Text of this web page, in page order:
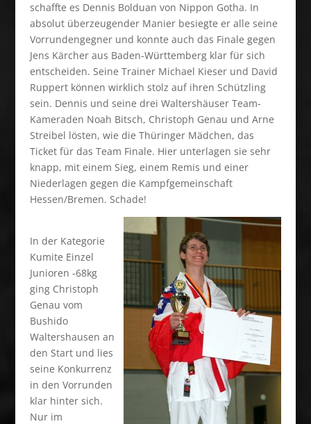
schaffte es Dennis Bolduan von Nippon Gotha. In
absolut überzeugender Manier besiegte er alle seine
Vorrundengegner und konnte auch das Finale gegen
Jens Kärcher aus Baden-Württemberg klar für sich
entscheiden. Seine Trainer Michael Kieser und David
Ruppert können wirklich stolz auf ihren Schützling
sein. Dennis und seine drei Waltershäuser Team-
Kameraden Noah Bitsch, Christoph Genau und Arne
Streibel lösten, wie die Thüringer Mädchen, das
Ticket für das Team Finale. Hier unterlagen sie sehr
knapp, mit einem Sieg, einem Remis und einer
Niederlagen gegen die Kampfgemeinschaft
Hessen/Bremen. Schade!
In der Kategorie
Kumite Einzel
Junioren -68kg
ging Christoph
Genau vom
Bushido
Waltershausen an
den Start und lies
seine Konkurrenz
in den Vorrunden
klar hinter sich.
Nur im